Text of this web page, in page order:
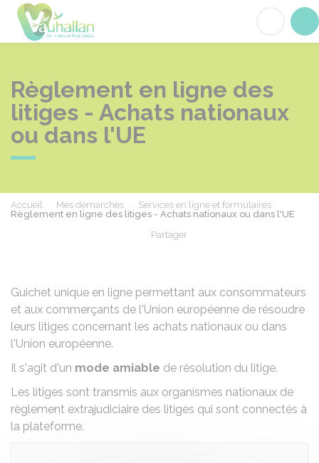
Règlement en ligne des
litiges - Achats nationaux
ou dans l'UE
Accueil Mes démarches
Services en ligne et formulaires
Règlement en ligne des litiges - Achats nationaux ou dans l'UE
Partager
Guichet unique en ligne permettant aux consommateurs
et aux commerçants de l'Union européenne de résoudre
leurs litiges concernant les achats nationaux ou dans
l'Union européenne.
Il s'agit d'un mode amiable de résolution du litige.
Les litiges sont transmis aux organismes nationaux de
règlement extrajudiciaire des litiges qui sont connectés à
la plateforme.